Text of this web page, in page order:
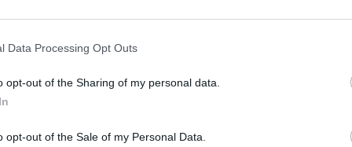
Data Processing Opt Outs
opt-out of the Sharing of my personal data.
opt-out of the Sale of my Personal Data.
plusieurs utilisateurs connaissent des
de leur liste de contacts.